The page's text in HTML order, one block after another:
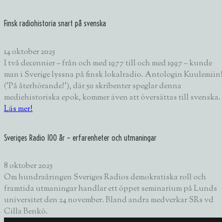
Finsk radiohistoria snart på svenska
14 oktober 2025
I två decennier – från och med 1977 till och med 1997 – kunde
man i Sverige lyssna på finsk lokalradio. Antologin
('På återhörande!'), där 50 skribenter speglar denna
mediehistoriska epok, kommer även att översättas till svenska.
Läs mer!
Sveriges Radio 100 år – erfarenheter och utmaningar
8 oktober 2025
Om hundraåringen Sveriges Radios demokratiska roll och
framtida utmaningar handlar ett öppet seminarium på Lunds
universitet den 24 november. Bland andra medverkar SRs vd
Cilla Benkö.